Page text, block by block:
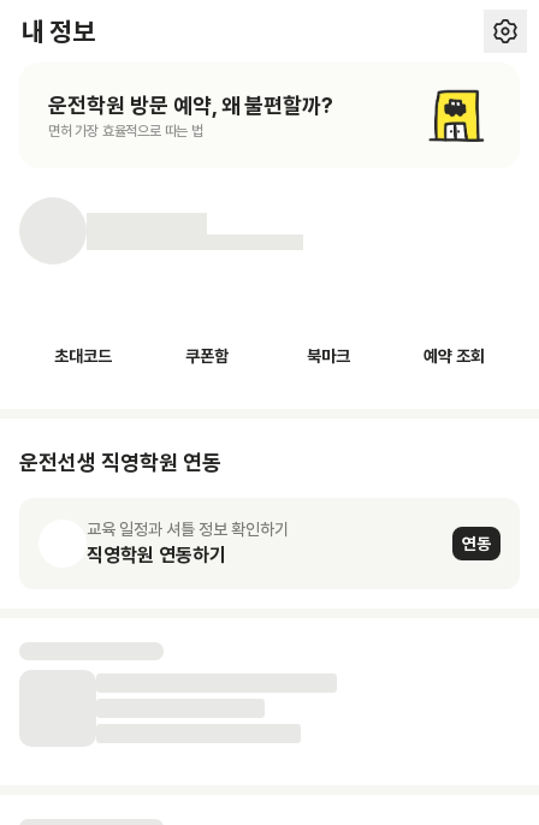
내 정보
운전학원 방문 예약, 왜 불편할까?
면허 가장 효율적으로 따는 법
초대코드 쿠폰함 북마크 예약 조회
운전선생 직영학원 연동
교육 일정과 셔틀 정보 확인하기
직영학원 연동하기 연동